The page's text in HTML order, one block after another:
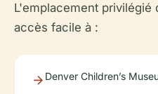
L'emplacement privilégié
accès facile à :
Denver Children’s